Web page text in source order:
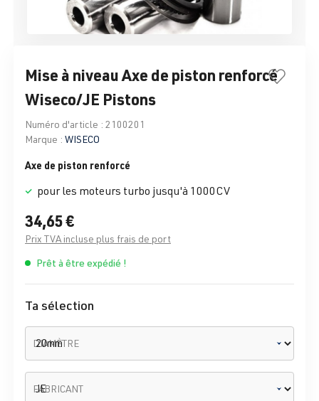
Mise à niveau Axe de piston renforcé
Wiseco/JE Pistons
Numéro d'article : 2100201
Marque : WISECO
Axe de piston renforcé
pour les moteurs turbo jusqu'à 1000CV
34,65 €
Prix TVA incluse plus frais de port
Prêt à être expédié !
Ta sélection
DIAMÈTRE
FABRICANT